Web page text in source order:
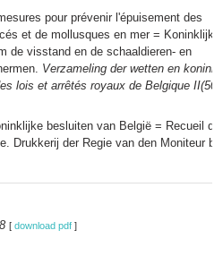
pour prévenir l'épuisement des
et de mollusques en mer = Koninklijk
de visstand en de schaaldieren- en
Verzameling der wetten en
lois et arrêtés royaux de Belgique
besluiten van België = Recueil
Drukkerij der Regie van den Moniteur
[ download pdf ]